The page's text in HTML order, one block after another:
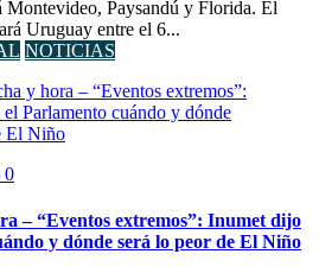
Montevideo, Paysandú y Florida. El
Uruguay entre el 6...
NOTICIAS
0
– “Eventos extremos”: Inumet dijo
y dónde será lo peor de El Niño